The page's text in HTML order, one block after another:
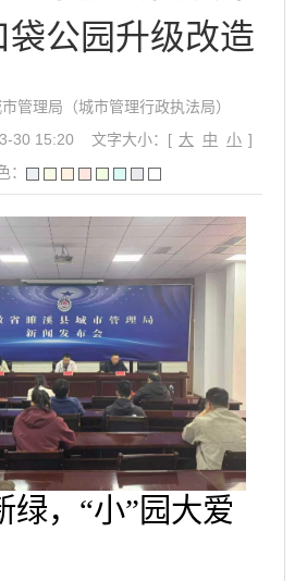
公园升级改造
管理局（城市管理行政执法局）
30 15:20
文字大小：[ 大 中 小 ]
：
绿，“小”园大爱